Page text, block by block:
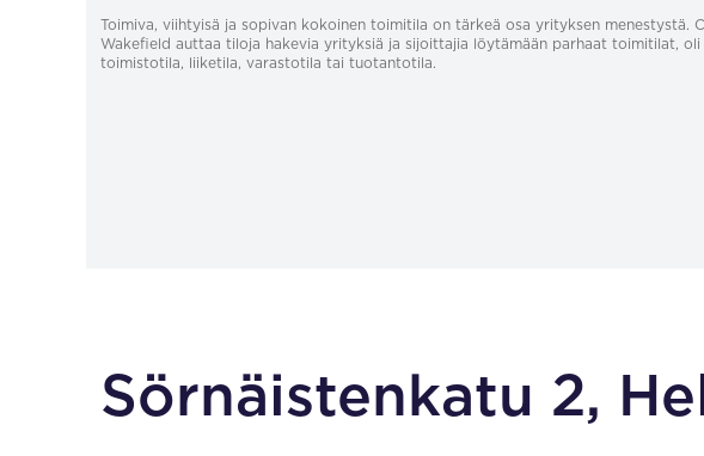
Toimiva, viihtyisä ja sopivan kokoinen toimitila on tärkeä osa yrityksen menestystä.
Wakefield auttaa tiloja hakevia yrityksiä ja sijoittajia löytämään parhaat toimitilat, oli
toimistotila, liiketila, varastotila tai tuotantotila.
Sörnäistenkatu 2,